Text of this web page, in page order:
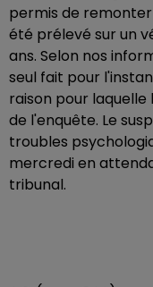
permis de remonter
été prélevé sur un
ans. Selon nos
seul fait pour
raison pour
de l'enquête. Le
troubles
mercredi en
tribunal.